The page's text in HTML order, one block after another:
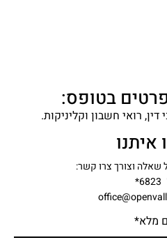
בטופס:
רואי חשבון וקליניקות.
איתנו
שאלה וצורך צרו קשר:
6823*